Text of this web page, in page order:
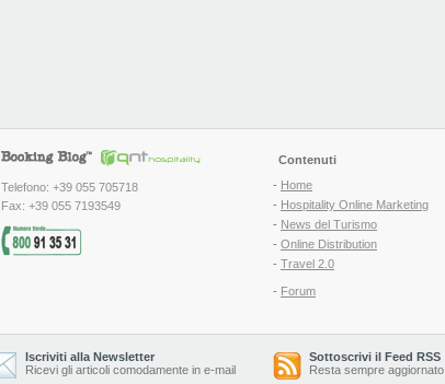
Telefono: +39 055 705718
Fax: +39 055 7193549
Contenuti
- Home
- Hospitality Online Marketing
- News del Turismo
- Online Distribution
- Travel 2.0
- Forum
Iscriviti alla Newsletter
Ricevi gli articoli comodamente in e-mail
Sottoscrivi il Feed RSS
Resta sempre